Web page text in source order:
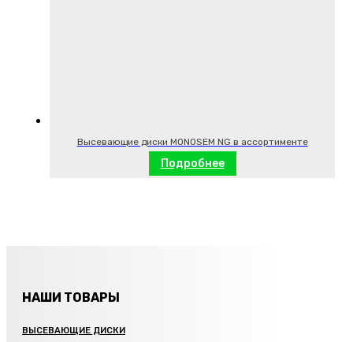
Высевающие диски MONOSEM NG в ассортименте
Подробнее
НАШИ ТОВАРЫ
ВЫСЕВАЮЩИЕ ДИСКИ